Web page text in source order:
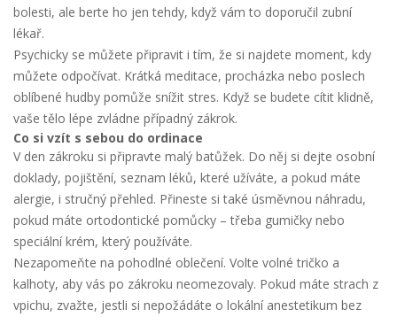
bolesti, ale berte ho jen tehdy, když vám to doporučil zubní
lékař.
Psychicky se můžete připravit i tím, že si najdete moment, kdy
můžete odpočívat. Krátká meditace, procházka nebo poslech
oblíbené hudby pomůže snížit stres. Když se budete cítit klidně,
vaše tělo lépe zvládne případný zákrok.
Co si vzít s sebou do ordinace
V den zákroku si připravte malý batůžek. Do něj si dejte osobní
doklady, pojištění, seznam léků, které užíváte, a pokud máte
alergie, i stručný přehled. Přineste si také úsměvnou náhradu,
pokud máte ortodontické pomůcky – třeba gumičky nebo
speciální krém, který používáte.
Nezapomeňte na pohodlné oblečení. Volte volné tričko a
kalhoty, aby vás po zákroku neomezovaly. Pokud máte strach z
vpichu, zvažte, jestli si nepožádáte o lokální anestetikum bez